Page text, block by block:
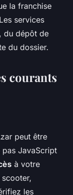
la franchise
services
du dépôt de
du dossier.
courants
peut être
pas JavaScript
à votre
les